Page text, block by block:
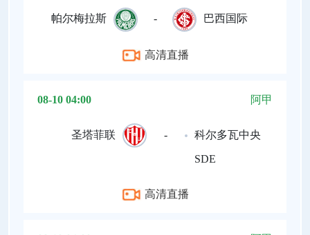
帕尔梅拉斯 - 巴西国际
高清直播
08-10 04:00 阿甲
圣塔菲联 - 科尔多瓦中央
SDE
高清直播